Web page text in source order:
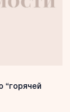
“горячей